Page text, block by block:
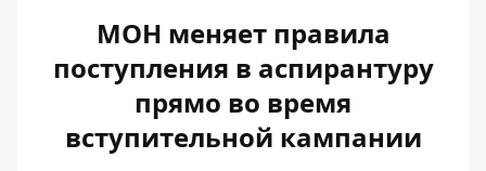
МОН меняет правила
поступления в аспирантуру
прямо во время
вступительной кампании